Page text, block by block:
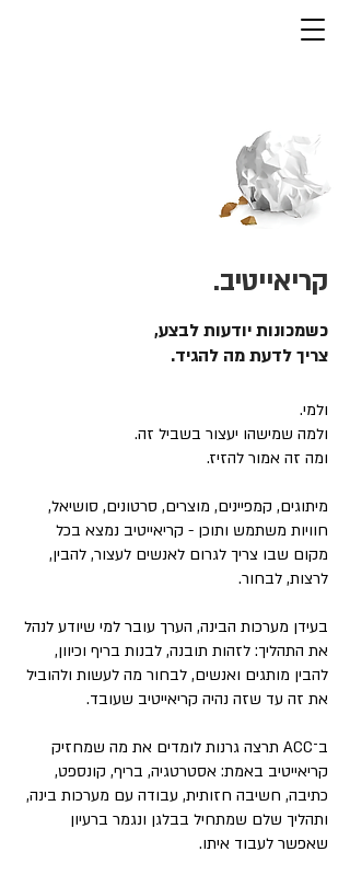
קריאייטיב.
כשמכונות יודעות לבצע,
צריך לדעת מה להגיד.
ולמי.
ולמה שמישהו יעצור בשביל זה.
ומה זה אמור להזיז.
מיתוגים, קמפיינים, מוצרים, סרטונים, סושיאל,
חוויות משתמש ותוכן - קריאייטיב נמצא בכל
מקום שבו צריך לגרום לאנשים לעצור, להבין,
לרצות, לבחור.
בעידן מערכות הבינה, הערך עובר למי שיודע לנהל
את התהליך: לזהות תובנה, לבנות בריף וכיוון,
להבין מותגים ואנשים, לבחור מה לעשות ולהוביל
את זה עד שזה נהיה קריאייטיב שעובד.
ב־ACC תרצה גרנות לומדים את מה שמחזיק
קריאייטיב באמת: אסטרטגיה, בריף, קונספט,
כתיבה, חשיבה חזותית, עבודה עם מערכות בינה,
ותהליך שלם שמתחיל בבלגן ונגמר ברעיון
שאפשר לעבוד איתו.